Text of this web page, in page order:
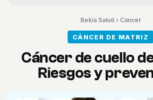
Bekia Salud › Cáncer
CÁNCER DE MATRIZ
Cáncer de cuello
Riesgos y